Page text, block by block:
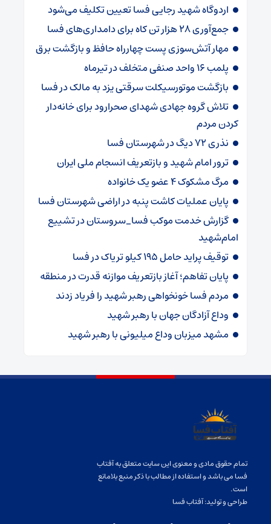
اردوگاه شهید رجایی فسا تعیین تکلیف می‌شود
جمع‌آوری ۲۸ هزار تن کاه برای دامداری‌های فسا
مهار آتش‌سوزی پست چهارراه حافظ و بازگشت برق
پلمب ۱۶ واحد صنفی متخلف در تیرماه
بازگشت موتورسیکلت سرقتی یزد به مالک در فسا
تلاش گروه جهادی شهدای صحرارود برای خانه‌دار
کردن مردم
نذری ۷۲ دیگ در شهرستان فسا
ترور امام شهید و بازتعریف انسجام ملی ایران
مرگ مشکوک ۴ عضو یک خانواده
پایان عملیات کاشت پنبه در اراضی شهرستان فسا
گزارش خدمت موکب فسا_سروستان در تشییع
امام‌شهید
توقیف پراید حامل ۱۹۵ کیلو تریاک در فسا
پایان تفاهم؛ آغاز بازتعریف موازنه قدرت در منطقه
مردم فسا خونخواهی رهبر شهید را فریاد زدند
وداع آزادگان جهان با رهبر شهید
مشهد میزبان وداع میلیونی با رهبر شهید
تمام حقوق مادی و معنوی این سایت متعلق به آفتاب
فسا می باشد و استفاده از مطالب با ذکر منبع بلامانع
است.
طراحی و تولید:آفتاب فسا